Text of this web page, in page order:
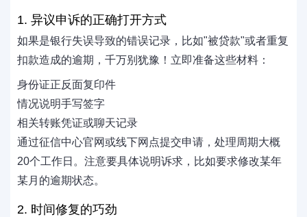
1. 异议申诉的正确打开方式
如果是银行失误导致的错误记录，比如"被贷款"或者重复
扣款造成的逾期，千万别犹豫！立即准备这些材料：
身份证正反面复印件
情况说明手写签字
相关转账凭证或聊天记录
通过征信中心官网或线下网点提交申请，处理周期大概
20个工作日。注意要具体说明诉求，比如要求修改某年
某月的逾期状态。
2. 时间修复的巧劲